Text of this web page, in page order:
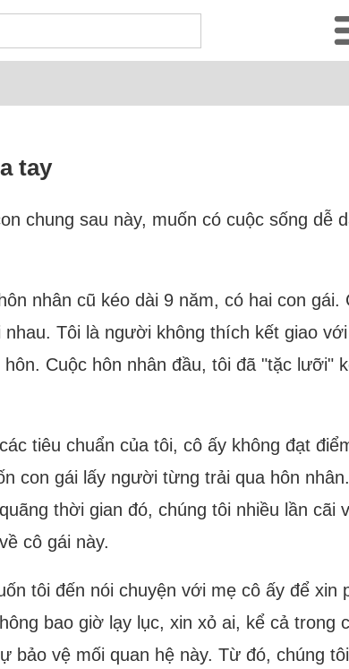
tay
chung sau này, muốn có cuộc sống dễ
nhân cũ kéo dài 9 năm, có hai con gái.
Tôi là người không thích kết giao
Cuộc hôn nhân đầu, tôi đã "tặc lưỡi"
tiêu chuẩn của tôi, cô ấy không đạt
con gái lấy người từng trải qua hôn
thời gian đó, chúng tôi nhiều lần cãi
cô gái này.
tôi đến nói chuyện với mẹ cô ấy để xin
bao giờ lạy lục, xin xỏ ai, kể cả trong
bảo vệ mối quan hệ này. Từ đó, chúng